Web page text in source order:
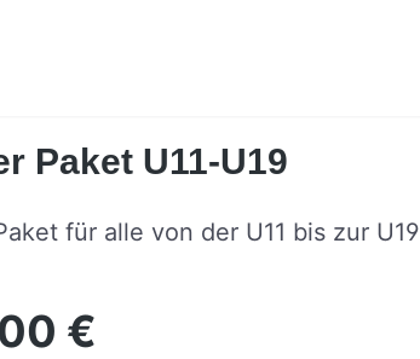
Paket U11-U19
für alle von der U11 bis zur U19
€